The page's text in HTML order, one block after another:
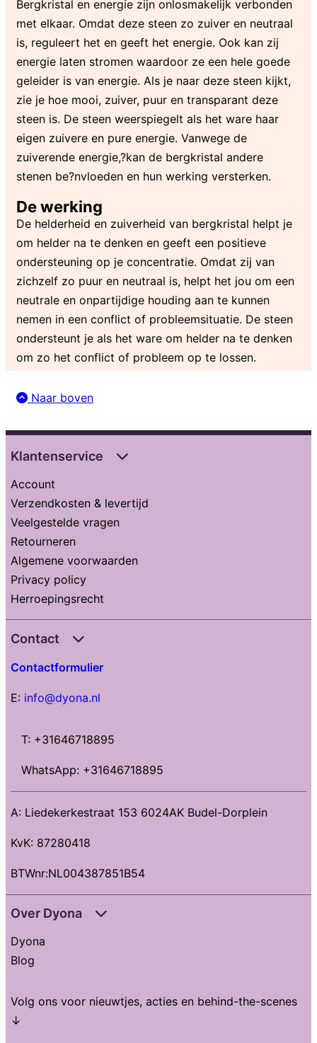
Bergkristal en energie zijn onlosmakelijk verbonden
met elkaar. Omdat deze steen zo zuiver en neutraal
is, reguleert het en geeft het energie. Ook kan zij
energie laten stromen waardoor ze een hele goede
geleider is van energie. Als je naar deze steen kijkt,
zie je hoe mooi, zuiver, puur en transparant deze
steen is. De steen weerspiegelt als het ware haar
eigen zuivere en pure energie. Vanwege de
zuiverende energie,?kan de bergkristal andere
stenen be?nvloeden en hun werking versterken.
De werking
De helderheid en zuiverheid van bergkristal helpt je
om helder na te denken en geeft een positieve
ondersteuning op je concentratie. Omdat zij van
zichzelf zo puur en neutraal is, helpt het jou om een
neutrale en onpartijdige houding aan te kunnen
nemen in een conflict of probleemsituatie. De steen
ondersteunt je als het ware om helder na te denken
om zo het conflict of probleem op te lossen.
Naar boven
Klantenservice
Account
Verzendkosten & levertijd
Veelgestelde vragen
Retourneren
Algemene voorwaarden
Privacy policy
Herroepingsrecht
Contact
Contactformulier
E: info@dyona.nl
T: +31646718895
WhatsApp: +31646718895
A: Liedekerkestraat 153 6024AK Budel-Dorplein
KvK: 87280418
BTWnr:NL004387851B54
Over Dyona
Dyona
Blog
Volg ons voor nieuwtjes, acties en behind-the-scenes
↓